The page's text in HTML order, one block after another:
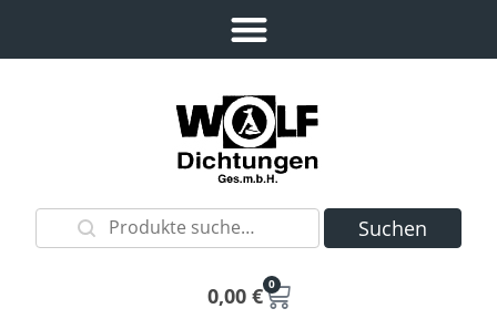
Suchen
0,00 € 0